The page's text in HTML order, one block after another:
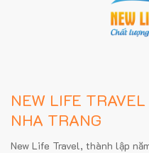
NEW LIFE
NHA TRANG
New Life Travel, thành lập